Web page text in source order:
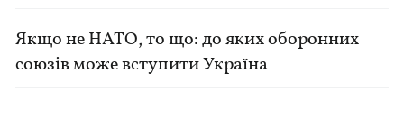
Якщо не НАТО, то що: до яких оборонних
союзів може вступити Україна